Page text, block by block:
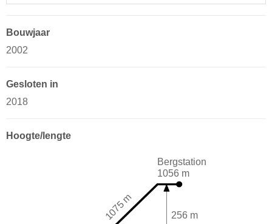
Bouwjaar
2002
Gesloten in
2018
Hoogte/lengte
Bergstation
1056 m
256 m
1075 m